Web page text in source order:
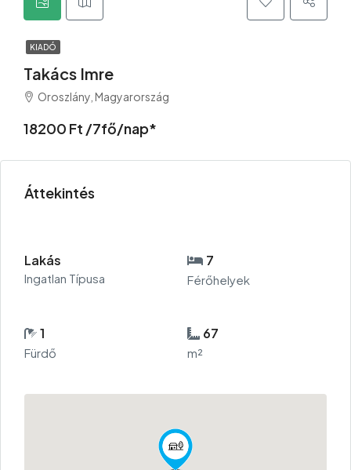
KIADÓ
Takács Imre
Oroszlány, Magyarország
18200 Ft /7fő/nap*
Áttekintés
Lakás
Ingatlan Típusa
7
Férőhelyek
1
Fürdő
67
m²